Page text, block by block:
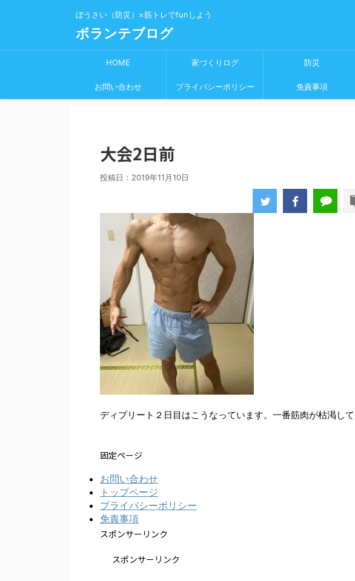
ぼうさい（防災）×筋トレでfunしよう
ボランテブログ
HOME 家づくりログ 防災
お問い合わせ プライバシーポリシー 免責事項
大会2日前
投稿日： 2019年11月10日
ディプリート２日目はこうなっています。一番筋肉が枯渇し
固定ページ
お問い合わせ
トップページ
プライバシーポリシー
免責事項
スポンサーリンク
スポンサーリンク